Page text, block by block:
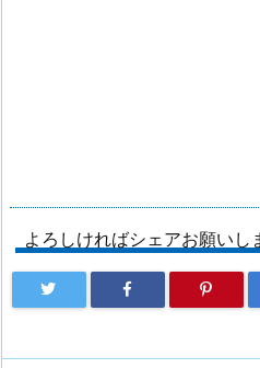
よろしければシェアお願いし